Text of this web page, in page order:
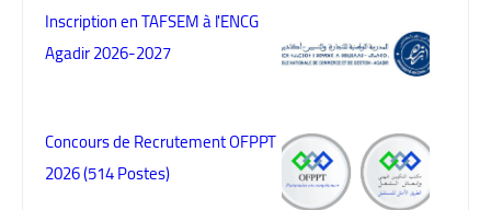
Inscription en TAFSEM à l'ENCG
Agadir 2026-2027
Concours de Recrutement OFPPT
2026 (514 Postes)